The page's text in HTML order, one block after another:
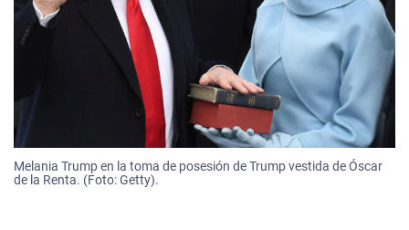
Melania Trump en la toma de posesión de Trump vestida de Óscar
de la Renta. (Foto: Getty).